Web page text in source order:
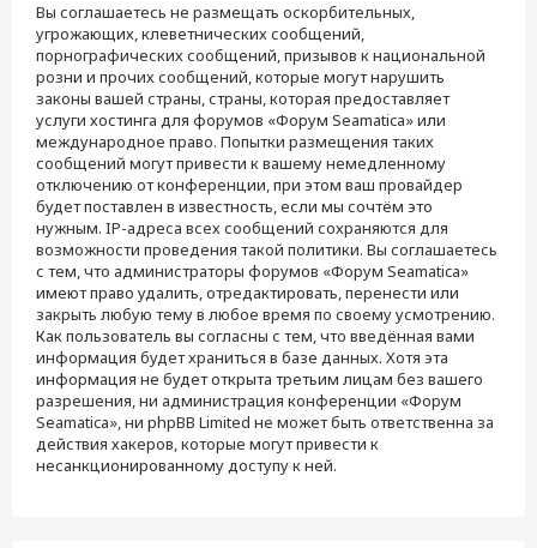
Вы соглашаетесь не размещать оскорбительных,
угрожающих, клеветнических сообщений,
порнографических сообщений, призывов к национальной
розни и прочих сообщений, которые могут нарушить
законы вашей страны, страны, которая предоставляет
услуги хостинга для форумов «Форум Seamatica» или
международное право. Попытки размещения таких
сообщений могут привести к вашему немедленному
отключению от конференции, при этом ваш провайдер
будет поставлен в известность, если мы сочтём это
нужным. IP-адреса всех сообщений сохраняются для
возможности проведения такой политики. Вы соглашаетесь
с тем, что администраторы форумов «Форум Seamatica»
имеют право удалить, отредактировать, перенести или
закрыть любую тему в любое время по своему усмотрению.
Как пользователь вы согласны с тем, что введённая вами
информация будет храниться в базе данных. Хотя эта
информация не будет открыта третьим лицам без вашего
разрешения, ни администрация конференции «Форум
Seamatica», ни phpBB Limited не может быть ответственна за
действия хакеров, которые могут привести к
несанкционированному доступу к ней.